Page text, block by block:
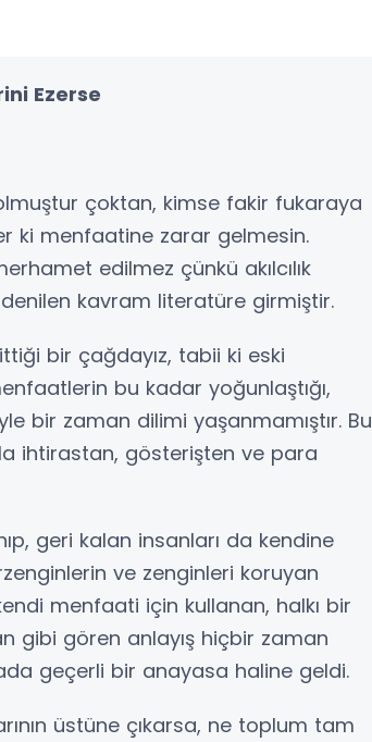
Ezerse
çoktan, kimse fakir fukaraya
ki menfaatine zarar gelmesin.
edilmez çünkü akılcılık
kavram literatüre girmiştir.
bir çağdayız, tabii ki eski
bu kadar yoğunlaştığı,
bir zaman dilimi yaşanmamıştır. Bu
ihtirastan, gösterişten ve para
geri kalan insanları da kendine
ve zenginleri koruyan
menfaati için kullanan, halkı bir
gibi gören anlayış hiçbir zaman
geçerli bir anayasa haline geldi.
üstüne çıkarsa, ne toplum tam